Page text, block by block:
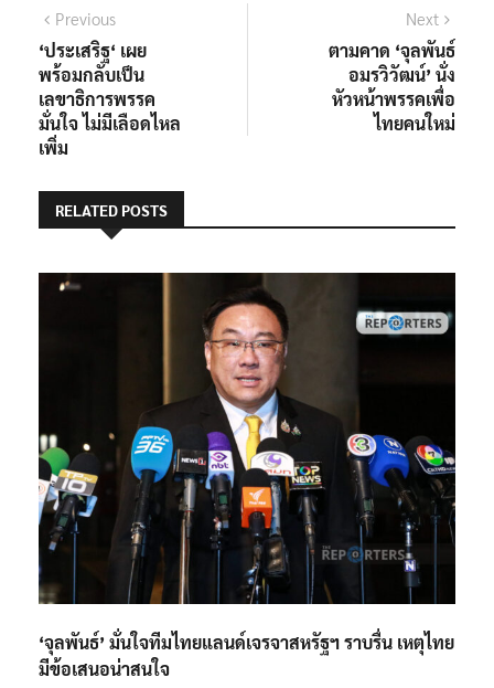
แนะแนว
เรื่อง
PreviousPrevious
post:
‘ประเสริฐ‘ เผย
พร้อมกลับเป็น
เลขาธิการพรรค
มั่นใจ ไม่มีเลือดไหล
เพิ่ม
Next
post:
ตามคาด ‘จุลพันธ์
อมรวิวัฒน์’ นั่ง
หัวหน้าพรรคเพื่อ
ไทยคนใหม่
RELATED POSTS
‘จุลพันธ์’ มั่นใจทีมไทยแลนด์เจรจาสหรัฐฯ ราบรื่น เหตุไทย
มีข้อเสนอน่าสนใจ